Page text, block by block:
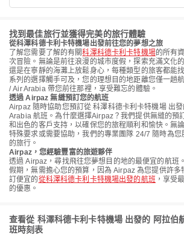
找到最佳旅行並獲得完美的旅行體驗
從科澤科德卡利卡特機場出發前往您的夢想之旅
了解您需要了解的有關科澤科德卡利卡特機場的所有
次冒險。無論是前往浪漫的城市度假，探索充滿文化
還是在寧靜的海灘上放鬆身心，每種類型的旅客都能
系列的選擇觸手可及，您的理想目的地距離您僅一趟
/ Air Arabia 帶您前往那裡，享受難忘的體驗。
透過 Airpaz 無縫預訂您的航班
Airpaz 隨時協助您預訂從 科澤科德卡利卡特機場 出
Arabia 航班。為什麼選擇Airpaz？我們提供無縫的預
和出色的客戶支持，以確保您的旅程順利和愉快。無
特殊要求或需要協助，我們的專業團隊 24/7 隨時為
的旅行。
Airpaz，您經驗豐富的旅遊夥伴
透過 Airpaz，尋找飛往您夢想目的地的最便宜的航班
假期，無需擔心您的預算，因為 Airpaz 為您提供許多
訂便宜的從科澤科德卡利卡特機場出發的航班 ，享受
的優惠。
查看從 科澤科德卡利卡特機場 出發的 阿拉
班時刻表